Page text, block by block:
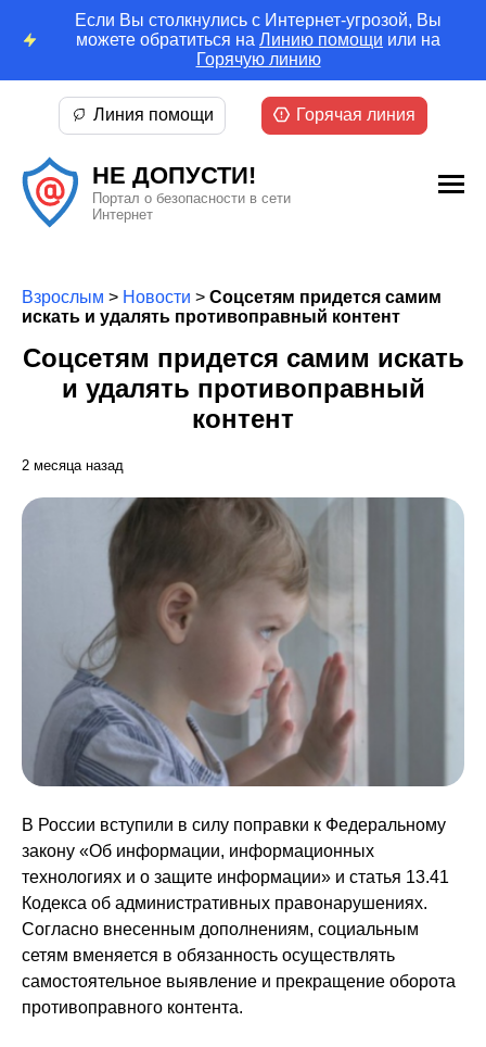
Если Вы столкнулись с Интернет-угрозой, Вы
можете обратиться на Линию помощи или на
Горячую линию
НЕ ДОПУСТИ!
Портал о безопасности в сети
Интернет
Линия помощи Горячая линия
Взрослым > Новости > Соцсетям придется самим
искать и удалять противоправный контент
Соцсетям придется самим искать
и удалять противоправный
контент
2 месяца назад
В России вступили в силу поправки к Федеральному
закону «Об информации, информационных
технологиях и о защите информации» и статья 13.41
Кодекса об административных правонарушениях.
Согласно внесенным дополнениям, социальным
сетям вменяется в обязанность осуществлять
самостоятельное выявление и прекращение оборота
противоправного контента.